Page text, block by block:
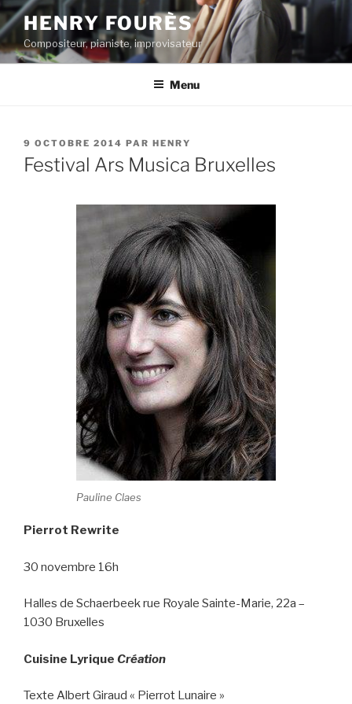
Aller
au
contenu
principal
HENRY FOURÈS
Compositeur, pianiste, improvisateur
Menu
PUBLIÉ
LE
9 OCTOBRE 2014 PAR HENRY
Festival Ars Musica Bruxelles
Pauline Claes
Pierrot Rewrite
30 novembre 16h
Halles de Schaerbeek rue Royale Sainte-Marie, 22a –
1030 Bruxelles
Cuisine Lyrique Création
Texte Albert Giraud « Pierrot Lunaire »